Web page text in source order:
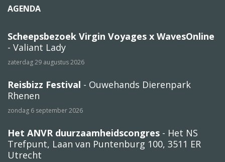
AGENDA
Scheepsbezoek Virgin Voyages x WavesOnline
- Valiant Lady
zaterdag 29 augustus 2026
Reisbizz Festival - Ouwehands Dierenpark
Rhenen
zondag 6 september 2026
Het ANVR duurzaamheidscongres - Het NS
Trefpunt, Laan van Puntenburg 100, 3511 ER
Utrecht